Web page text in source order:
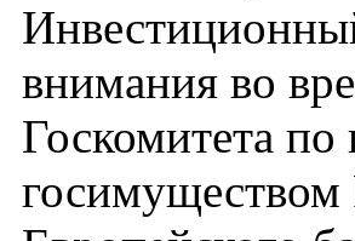
внимания во
Госкомитета